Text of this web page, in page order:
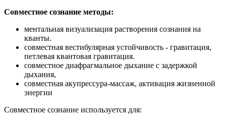
Совместное сознание методы:
ментальная визуализация растворения сознания на
кванты.
совместная вестибулярная устойчивость - гравитация,
петлевая квантовая гравитация.
совместное диафрагмальное дыхание с задержкой
дыхания,
совместная акупрессура-массаж, активация жизненной
энергии
Совместное сознание используется для: